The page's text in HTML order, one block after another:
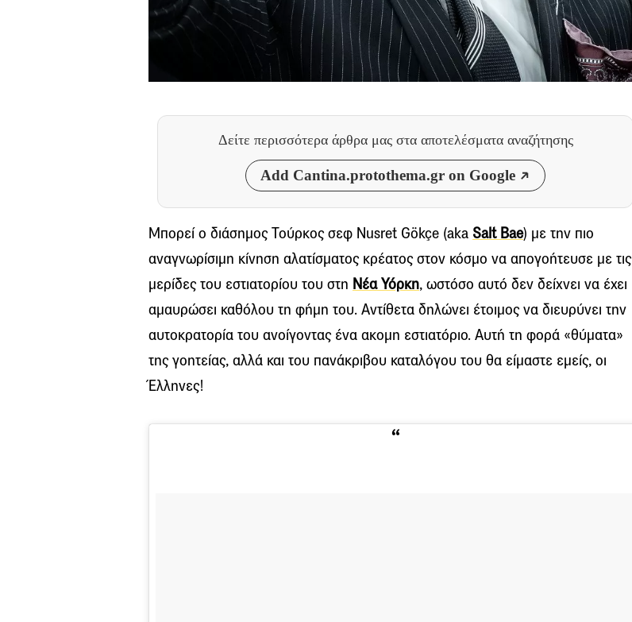
Δείτε περισσότερα άρθρα μας στα αποτελέσματα αναζήτησης
Add Cantina.protothema.gr on Google
Μπορεί ο διάσημος Τούρκος σεφ Nusret Gökçe (aka Salt Bae) με την πιο
αναγνωρίσιμη κίνηση αλατίσματος κρέατος στον κόσμο να απογοήτευσε με τις
μερίδες του εστιατορίου του στη Νέα Υόρκη, ωστόσο αυτό δεν δείχνει να έχει
αμαυρώσει καθόλου τη φήμη του. Αντίθετα δηλώνει έτοιμος να διευρύνει την
αυτοκρατορία του ανοίγοντας ένα ακομη εστιατόριο. Αυτή τη φορά «θύματα»
της γοητείας, αλλά και του πανάκριβου καταλόγου του θα είμαστε εμείς, οι
Έλληνες!